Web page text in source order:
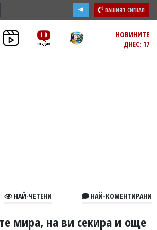
ВАШИЯТ СИГНАЛ
НОВИНИТЕ
ДНЕС: 17
НАЙ-ЧЕТЕНИ НАЙ-КОМЕНТИРАНИ
мира, на ви секира и още